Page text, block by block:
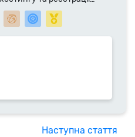
HyperHost.UA з
Наступна стаття